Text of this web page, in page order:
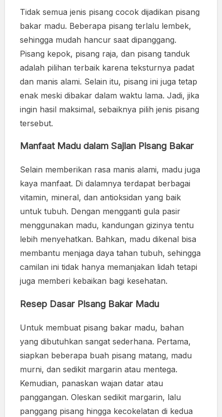
Tidak semua jenis pisang cocok dijadikan pisang
bakar madu. Beberapa pisang terlalu lembek,
sehingga mudah hancur saat dipanggang.
Pisang kepok, pisang raja, dan pisang tanduk
adalah pilihan terbaik karena teksturnya padat
dan manis alami. Selain itu, pisang ini juga tetap
enak meski dibakar dalam waktu lama. Jadi, jika
ingin hasil maksimal, sebaiknya pilih jenis pisang
tersebut.
Manfaat Madu dalam Sajian Pisang Bakar
Selain memberikan rasa manis alami, madu juga
kaya manfaat. Di dalamnya terdapat berbagai
vitamin, mineral, dan antioksidan yang baik
untuk tubuh. Dengan mengganti gula pasir
menggunakan madu, kandungan gizinya tentu
lebih menyehatkan. Bahkan, madu dikenal bisa
membantu menjaga daya tahan tubuh, sehingga
camilan ini tidak hanya memanjakan lidah tetapi
juga memberi kebaikan bagi kesehatan.
Resep Dasar Pisang Bakar Madu
Untuk membuat pisang bakar madu, bahan
yang dibutuhkan sangat sederhana. Pertama,
siapkan beberapa buah pisang matang, madu
murni, dan sedikit margarin atau mentega.
Kemudian, panaskan wajan datar atau
panggangan. Oleskan sedikit margarin, lalu
panggang pisang hingga kecokelatan di kedua